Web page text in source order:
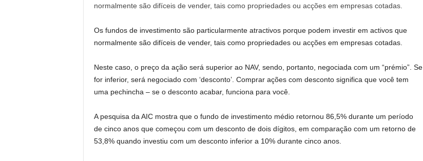
Os fundos de investimento são particularmente atractivos porque podem investir em activos que
normalmente são difíceis de vender, tais como propriedades ou acções em empresas cotadas.
Neste caso, o preço da ação será superior ao NAV, sendo, portanto, negociada com um “prémio”. Se
for inferior, será negociado com ‘desconto’. Comprar ações com desconto significa que você tem
uma pechincha – se o desconto acabar, funciona para você.
A pesquisa da AIC mostra que o fundo de investimento médio retornou 86,5% durante um período
de cinco anos que começou com um desconto de dois dígitos, em comparação com um retorno de
53,8% quando investiu com um desconto inferior a 10% durante cinco anos.